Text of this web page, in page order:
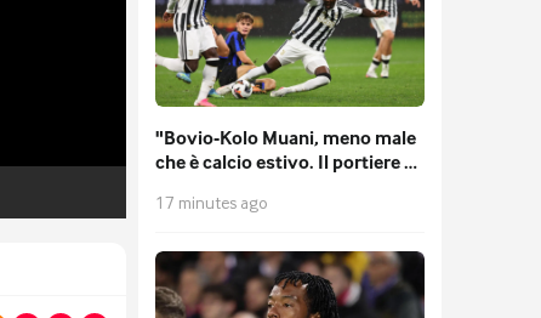
"Bovio-Kolo Muani, meno male
che è calcio estivo. Il portiere è
Borghi
17 minutes ago